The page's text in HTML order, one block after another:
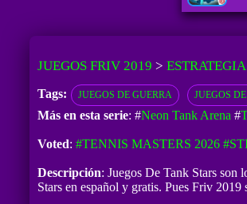
JUEGOS FRIV 2019 > ESTRATEGIA
Tags: JUEGOS DE GUERRA JUEGOS
Más en esta serie: #Neon Tank Arena #
Voted: #TENNIS MASTERS 2026
Descripción: Juegos De Tank Stars son
Stars en español y gratis. Pues Friv